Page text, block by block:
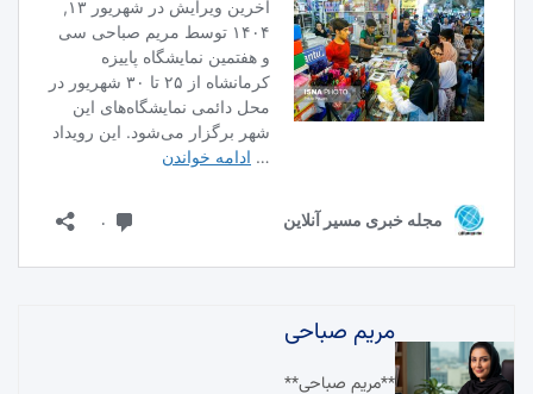
مریم صباحی
**مریم صباحی**